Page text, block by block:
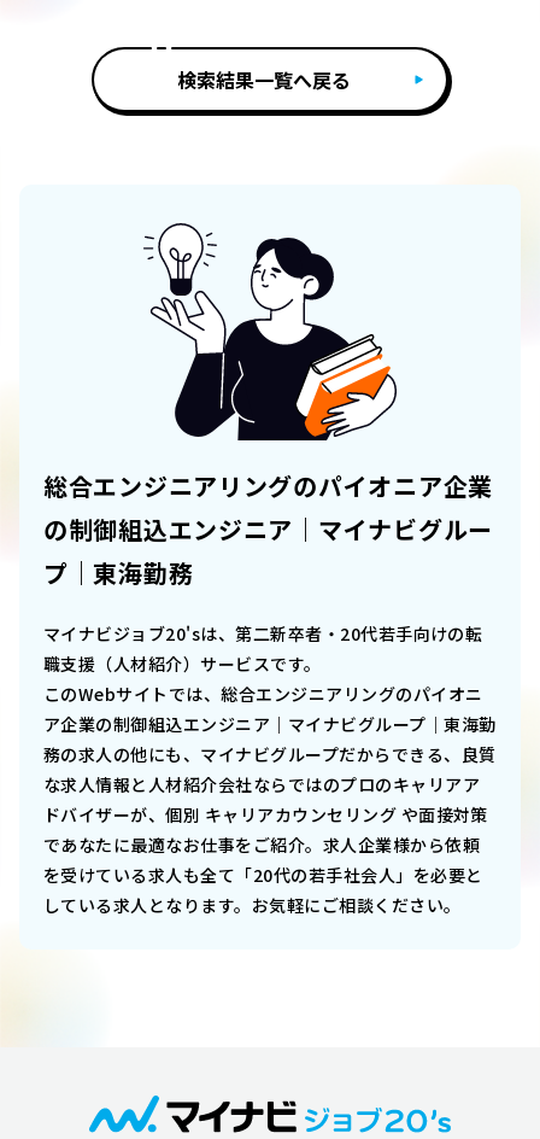
検索結果一覧へ戻る
総合エンジニアリングのパイオニア企業
の制御組込エンジニア｜マイナビグルー
プ｜東海勤務
マイナビジョブ20'sは、第二新卒者・20代若手向けの転
職支援（人材紹介）サービスです。
このWebサイトでは、総合エンジニアリングのパイオニ
ア企業の制御組込エンジニア｜マイナビグループ｜東海勤
務の求人の他にも、マイナビグループだからできる、良質
な求人情報と人材紹介会社ならではのプロのキャリアア
ドバイザーが、個別 キャリアカウンセリング や面接対策
であなたに最適なお仕事をご紹介。求人企業様から依頼
を受けている求人も全て「20代の若手社会人」を必要と
している求人となります。お気軽にご相談ください。